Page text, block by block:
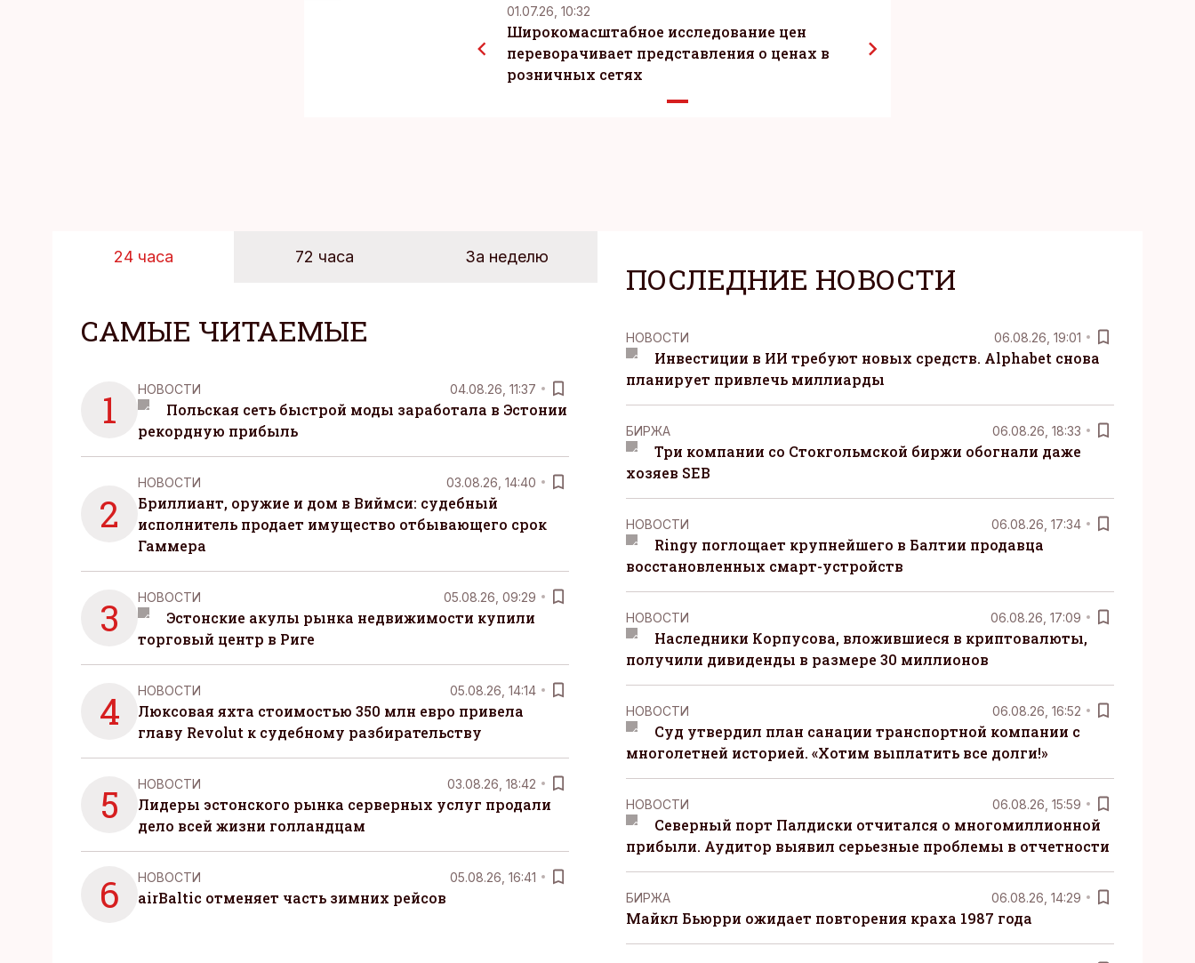
01.07.26, 10:32
Широкомасштабное исследование цен
переворачивает представления о ценах в
розничных сетях
24 часа 72 часа За неделю
САМЫЕ ЧИТАЕМЫЕ
1 НОВОСТИ 04.08.26, 11:37
Польская сеть быстрой моды заработала в Эстонии
рекордную прибыль
2
НОВОСТИ 03.08.26, 14:40
Бриллиант, оружие и дом в Виймси: судебный
исполнитель продает имущество отбывающего срок
Гаммера
3 НОВОСТИ 05.08.26, 09:29
Эстонские акулы рынка недвижимости купили
торговый центр в Риге
4 НОВОСТИ 05.08.26, 14:14
Люксовая яхта стоимостью 350 млн евро привела
главу Revolut к судебному разбирательству
5 НОВОСТИ 03.08.26, 18:42
Лидеры эстонского рынка серверных услуг продали
дело всей жизни голландцам
6 НОВОСТИ 05.08.26, 16:41
airBaltic отменяет часть зимних рейсов
ПОСЛЕДНИЕ НОВОСТИ
НОВОСТИ 06.08.26, 19:01
Инвестиции в ИИ требуют новых средств. Alphabet снова
планирует привлечь миллиарды
БИРЖА 06.08.26, 18:33
Три компании со Стокгольмской биржи обогнали даже
хозяев SEB
НОВОСТИ 06.08.26, 17:34
Ringy поглощает крупнейшего в Балтии продавца
восстановленных смарт-устройств
НОВОСТИ 06.08.26, 17:09
Наследники Корпусова, вложившиеся в криптовалюты,
получили дивиденды в размере 30 миллионов
НОВОСТИ 06.08.26, 16:52
Суд утвердил план санации транспортной компании с
многолетней историей. «Хотим выплатить все долги!»
НОВОСТИ 06.08.26, 15:59
Северный порт Палдиски отчитался о многомиллионной
прибыли. Аудитор выявил серьезные проблемы в отчетности
БИРЖА 06.08.26, 14:29
Майкл Бьюрри ожидает повторения краха 1987 года